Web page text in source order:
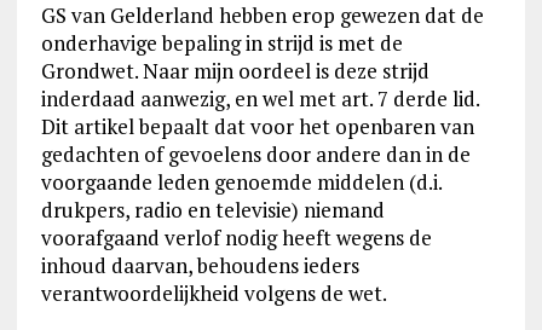
GS van Gelderland hebben erop gewezen dat de
onderhavige bepaling in strijd is met de
Grondwet. Naar mijn oordeel is deze strijd
inderdaad aanwezig, en wel met art. 7 derde lid.
Dit artikel bepaalt dat voor het openbaren van
gedachten of gevoelens door andere dan in de
voorgaande leden genoemde middelen (d.i.
drukpers, radio en televisie) niemand
voorafgaand verlof nodig heeft wegens de
inhoud daarvan, behoudens ieders
verantwoordelijkheid volgens de wet.